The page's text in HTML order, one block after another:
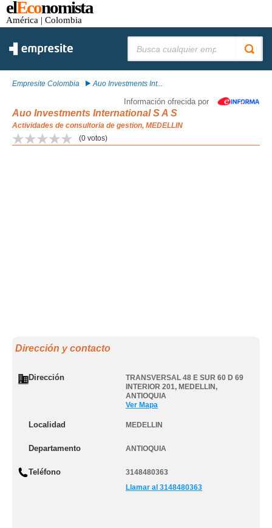
elEconomista
América | Colombia
Empresite Colombia Auo Investments Int...
Información ofrecida por
Auo Investments International S A S
Actividades de consultoria de gestion, MEDELLIN
(0 votos)
Dirección y contacto
Dirección
TRANSVERSAL 48 E SUR 60 D 69
INTERIOR 201, MEDELLIN ,
ANTIOQUIA
Ver Mapa
Localidad MEDELLIN
Departamento ANTIOQUIA
Teléfono
3148480363
Llamar al 3148480363